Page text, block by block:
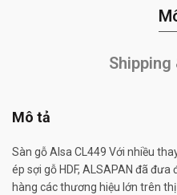
Shipping
Mô tả
Sàn gỗ Alsa CL449 Với nhiều
ép sợi gỗ HDF, ALSAPAN đã
hàng các thương hiệu lớn trên